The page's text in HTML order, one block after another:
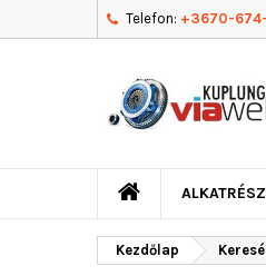
Telefon: +3670-
Kezdőlap